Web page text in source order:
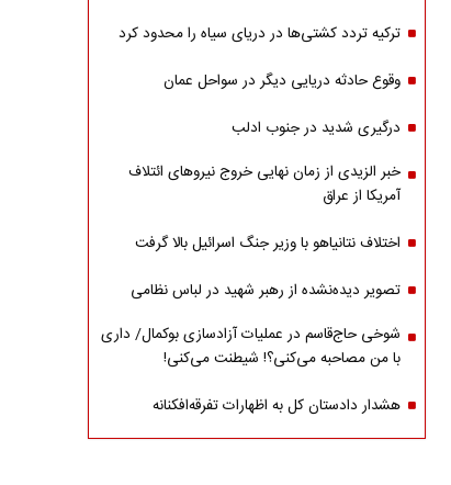
ترکیه تردد کشتی‌ها در دریای سیاه را محدود کرد
وقوع حادثه دریایی دیگر در سواحل عمان
درگیری شدید در جنوب ادلب
خبر الزیدی از زمان نهایی خروج نیروهای ائتلاف
آمریکا از عراق
اختلاف نتانیاهو با وزیر جنگ اسرائیل بالا گرفت
تصویر دیده‌نشده از رهبر شهید در لباس نظامی
شوخی حاج‌قاسم در عملیات آزادسازی بوکمال/ داری
با من مصاحبه‌ می‌کنی؟! شیطنت می‌کنی!
هشدار دادستان کل به اظهارات تفرقه‌افکنانه